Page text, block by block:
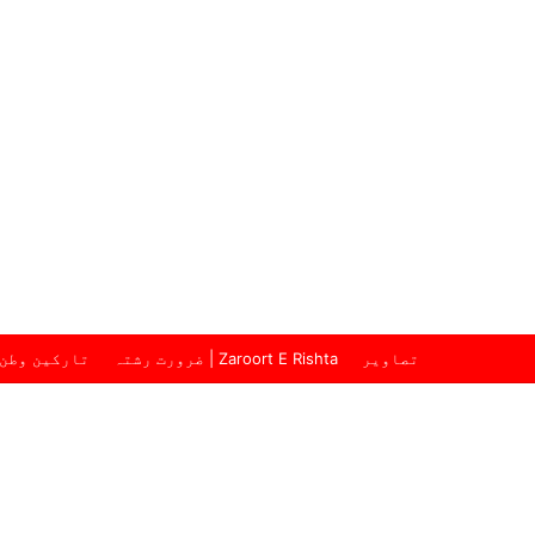
تارکین وطن ضرورت رشتہ | Zaroort E Rishta تصاویر